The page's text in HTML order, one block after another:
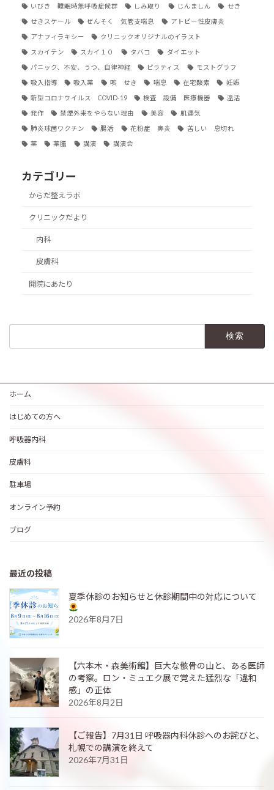
いびき 睡眠時無呼吸症候群 しみ取り じんましん せき
せきスケール ぜんそく 気管支喘息 アトピー性皮膚炎
アナフィラキシー クリニックオリジナルのイラスト
スカイテン スカイ１０ タバコ ダイエット
パニック、不安、うつ、自律神経 ピラティス モストグラフ
吸入指導 吸入薬 咳 せき 喘息 在宅酸素 妊娠
新型コロナウイルス COVID-19 検査 設備 医療機器 温活
発作 禁煙外来をやらない理由 美容 肌運気
肺炎球菌ワクチン 腸活 花粉症 鼻炎 苦しい 息切れ
薬 薬膳 講演 講演会
カテゴリー
からだ整えラボ
クリニックだより
内科
皮膚科
開院にあたり
ホーム
はじめての方へ
呼吸器内科
皮膚科
駐車場
オンライン予約
ブログ
最近の投稿
夏季休診のお知らせと休診期間中の対応について
2026年8月7日
【六本木・森美術館】巨大な骸骨の山と、ある医師
の考察。ロン・ミュエク展で覚えた猛烈な「違和
感」の正体
2026年8月2日
【ご報告】7月31日 呼吸器内科休診へのお詫びと、
札幌での講演を終えて
2026年7月31日